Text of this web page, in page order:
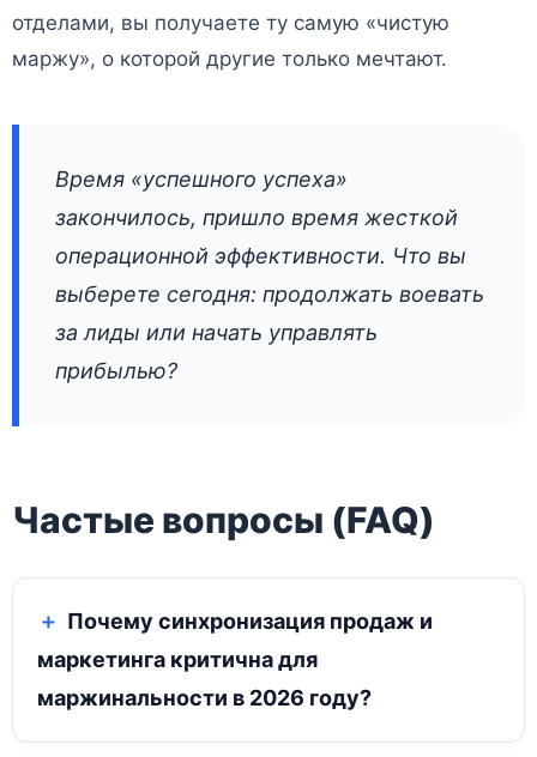
отделами, вы получаете ту самую «чистую
маржу», о которой другие только мечтают.
Время «успешного успеха»
закончилось, пришло время жесткой
операционной эффективности. Что вы
выберете сегодня: продолжать воевать
за лиды или начать управлять
прибылью?
Частые вопросы (FAQ)
Почему синхронизация продаж и
маркетинга критична для
маржинальности в 2026 году?